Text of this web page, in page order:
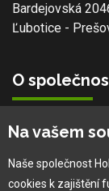
Bardejovská
Ľubotice -
O
Vlastní výroba
Náš tým
O nás
Na vašem
Naše společnost
cookies k zajištění